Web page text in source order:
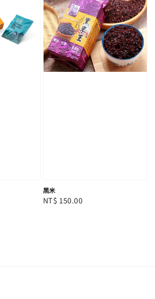
黑米
Regular
NT$ 150.00